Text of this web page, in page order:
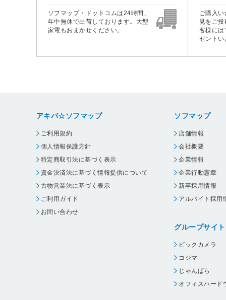
ソフマップ・ドットコムは24時間、
年中無休で出荷しております。大型
家電もおまかせください。
ご購入
見をご
客様には
ゼントい
アキバ☆ソフマップ
ご利用規約
個人情報保護方針
特定商取引法に基づく表示
資金決済法に基づく情報提供について
古物営業法に基づく表示
ご利用ガイド
お問い合わせ
ソフマップ
店舗情報
会社概要
企業情報
企業行動憲章
新卒採用情報
アルバイト採用
グループサイト
ビックカメラ
コジマ
じゃんぱら
オフィスハード